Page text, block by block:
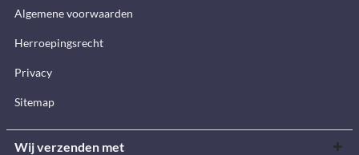
Algemene voorwaarden
Herroepingsrecht
Privacy
Sitemap
Wij verzenden met